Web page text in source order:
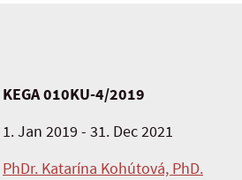
KEGA 010KU-4/2019
1. Jan 2019 - 31. Dec 2021
PhDr. Katarína Kohútová, PhD.